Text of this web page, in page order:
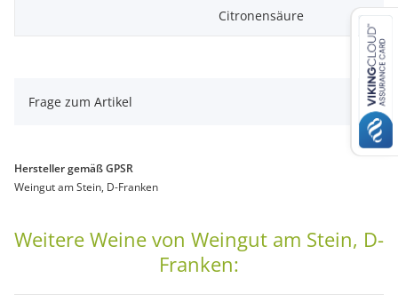
Citronensäure
Frage zum Artikel
Hersteller gemäß GPSR
Weingut am Stein, D-Franken
Weitere Weine von Weingut am Stein, D-
Franken: